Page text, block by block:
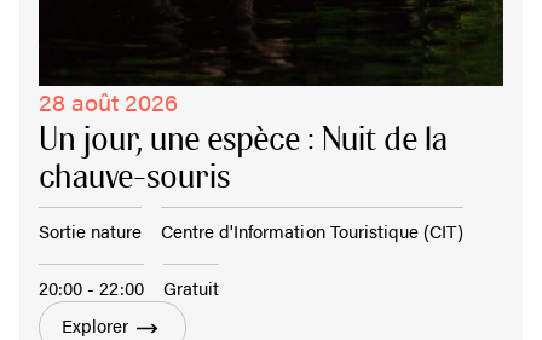
28 août 2026
Un jour, une espèce : Nuit de la
chauve-souris
Sortie nature Centre d'Information Touristique (CIT)
20:00 - 22:00
Gratuit
Explorer